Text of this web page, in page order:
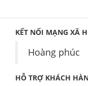
KẾT NỐI MẠNG XÃ
Hoàng phúc
HỖ TRỢ KHÁCH